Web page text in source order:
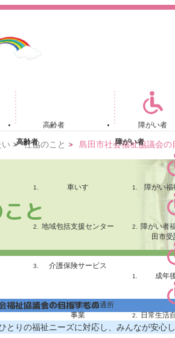
高齢者
高齢者
車いす
地域包括支援センター
介護保険サービス
生きがい活動支援通所
事業
障がい者
障がい者
障がい
障がい者
田市受
成年
日常生活
> 社協のこと > 島田市社会福祉協議会の
と
福祉協議会の目指すもの
とりの福祉ニーズに対応し、みんなが安心